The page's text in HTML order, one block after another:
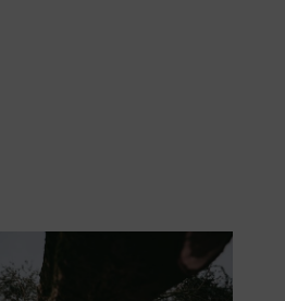
classe de protection anti-coupure 1
recommandé lors des travaux